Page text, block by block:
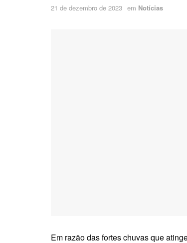
21 de dezembro de 2023 em Notícias
Em razão das fortes chuvas que